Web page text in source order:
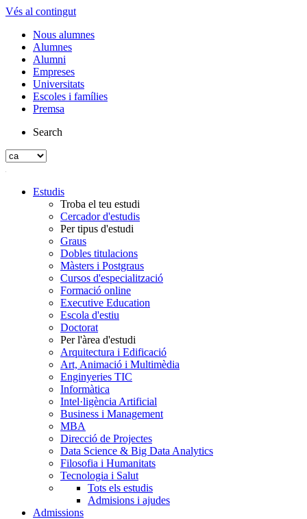
Vés al contingut
Nous alumnes
Alumnes
Alumni
Empreses
Universitats
Escoles i famílies
Premsa
Search
Estudis
Troba el teu estudi
Cercador d'estudis
Per tipus d'estudi
Graus
Dobles titulacions
Màsters i Postgraus
Cursos d'especialització
Formació online
Executive Education
Escola d'estiu
Doctorat
Per l'àrea d'estudi
Arquitectura i Edificació
Art, Animació i Multimèdia
Enginyeries TIC
Informàtica
Intel·ligència Artificial
Business i Management
MBA
Direcció de Projectes
Data Science & Big Data Analytics
Filosofia i Humanitats
Tecnologia i Salut
Tots els estudis
Admisions i ajudes
Admissions